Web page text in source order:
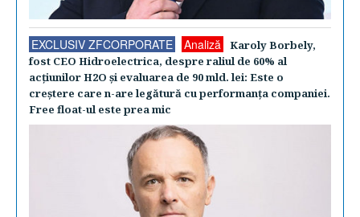
EXCLUSIV ZFCORPORATE Analiză
Karoly Borbely,
fost CEO Hidroelectrica, despre raliul de 60% al
acţiunilor H2O şi evaluarea de 90 mld. lei: Este o
creştere care n-are legătură cu performanţa companiei.
Free float-ul este prea mic